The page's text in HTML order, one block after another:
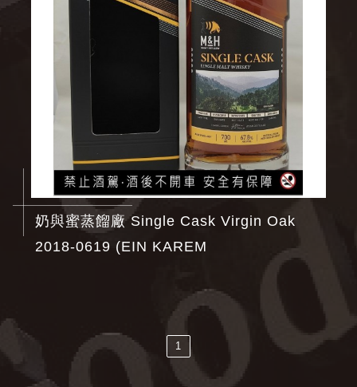
奶與蜜蒸餾廠 Single Cask Virgin Oak
2018-0619 (EIN KAREM
1